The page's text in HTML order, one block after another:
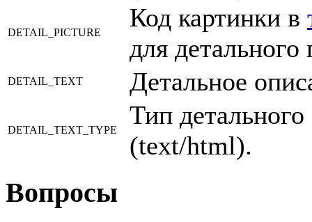
DETAIL_PICTURE
Код картинки в
для
DETAIL_TEXT Детальное
DETAIL_TEXT_TYPE
Тип
(text/html).
Вопросы